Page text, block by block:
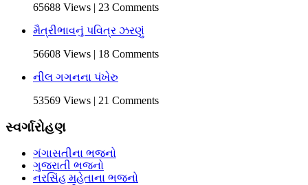
65688 Views | 23 Comments
મૈત્રીભાવનું પવિત્ર ઝરણું
56608 Views | 18 Comments
નીલ ગગનના પંખેરુ
53569 Views | 21 Comments
સ્વર્ગારોહણ
ગંગાસતીના ભજનો
ગુજરાતી ભજનો
નરસિંહ મહેતાના ભજનો